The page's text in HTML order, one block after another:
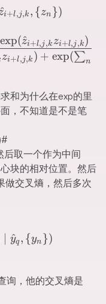
i+l,j,k , {zn })
zi+l,j,k ) + exp(∑n
exp(z
^i+l,j,k zi+l,j,k)
和为什么在exp的里
，不知道是不是笔
#
取一个作为中间
块的相对位置。然后
做交叉熵，然后多次
y
^q , {yn })
询，他的交叉熵是